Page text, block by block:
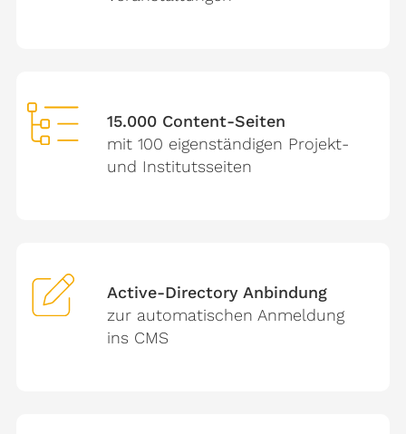
15.000 Content-Seiten
mit 100 eigenständigen Projekt-
und Institutsseiten
Active-Directory Anbindung
zur automatischen Anmeldung
ins CMS